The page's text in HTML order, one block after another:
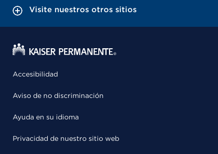
Visite nuestros otros sitios
Accesibilidad
Aviso de no discriminación
Ayuda en su idioma
Privacidad de nuestro sitio web